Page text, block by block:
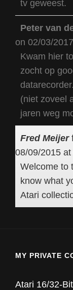
tv geweest.
Peter van
on 02/03/2017
Kwam hier
zocht op
(niet zoveel
jaren weg
Fred Meijer
08/09/2015 at
Welcome to
know what
Atari
MY PRIVATE
Atari 16/32-